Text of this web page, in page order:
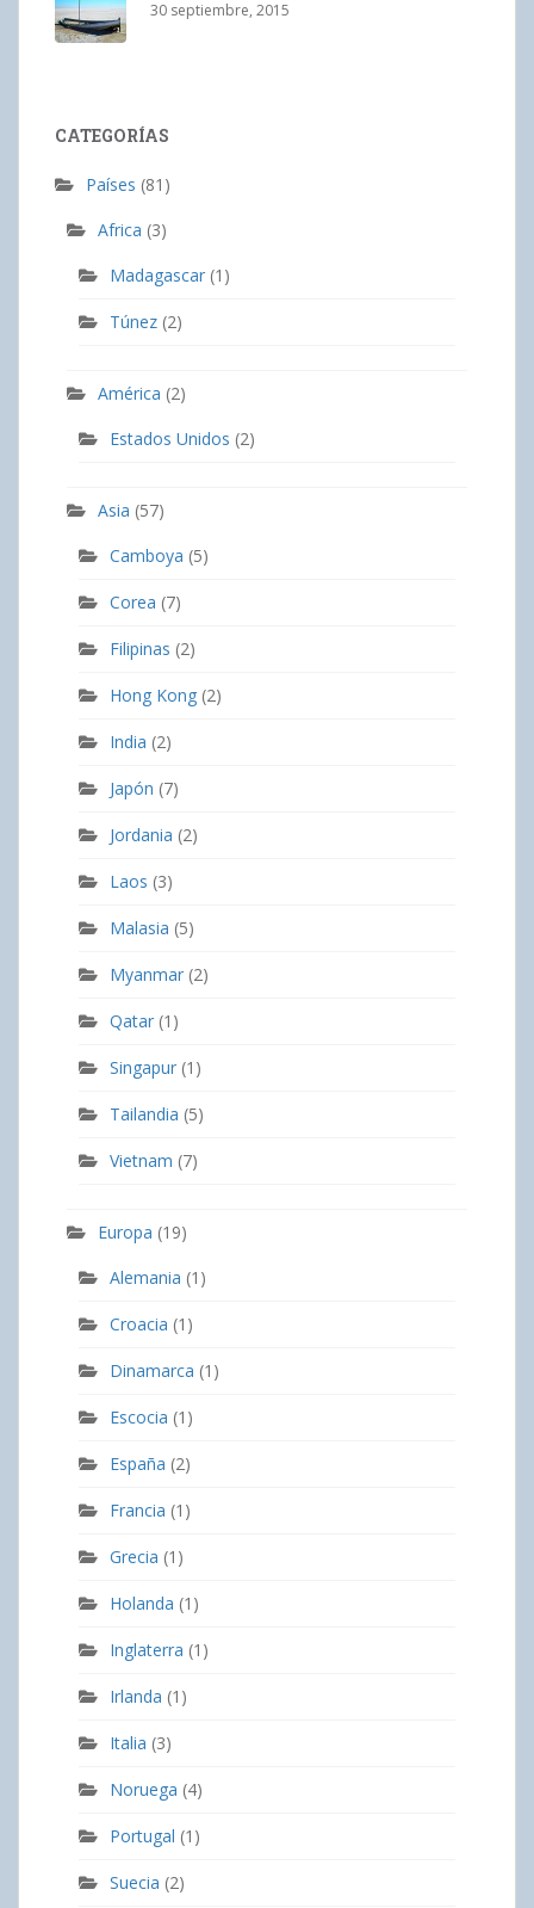
30 septiembre, 2015
CATEGORÍAS
Países (81)
Africa (3)
Madagascar (1)
Túnez (2)
América (2)
Estados Unidos (2)
Asia (57)
Camboya (5)
Corea (7)
Filipinas (2)
Hong Kong (2)
India (2)
Japón (7)
Jordania (2)
Laos (3)
Malasia (5)
Myanmar (2)
Qatar (1)
Singapur (1)
Tailandia (5)
Vietnam (7)
Europa (19)
Alemania (1)
Croacia (1)
Dinamarca (1)
Escocia (1)
España (2)
Francia (1)
Grecia (1)
Holanda (1)
Inglaterra (1)
Irlanda (1)
Italia (3)
Noruega (4)
Portugal (1)
Suecia (2)